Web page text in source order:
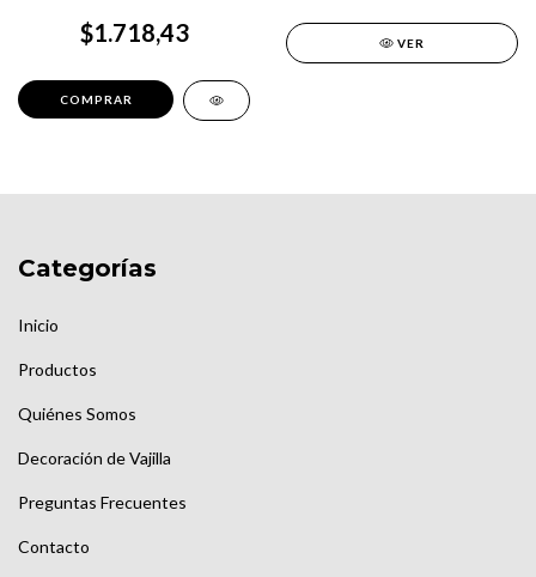
$1.718,43 VER
Categorías
Inicio
Productos
Quiénes Somos
Decoración de Vajilla
Preguntas Frecuentes
Contacto